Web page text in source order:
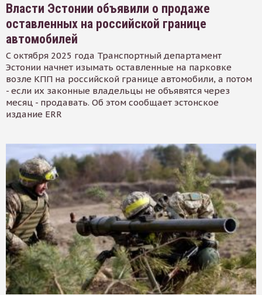
Власти Эстонии объявили о продаже
оставленных на российской границе
автомобилей
С октября 2025 года Транспортный департамент
Эстонии начнет изымать оставленные на парковке
возле КПП на российской границе автомобили, а потом
- если их законные владельцы не объявятся через
месяц - продавать. Об этом сообщает эстонское
издание ERR